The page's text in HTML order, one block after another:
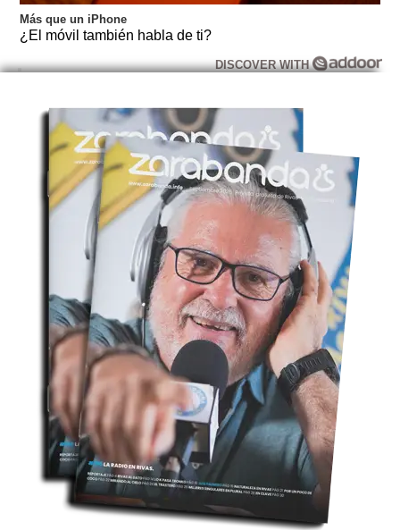
Más que un iPhone
¿El móvil también habla de ti?
DISCOVER WITH